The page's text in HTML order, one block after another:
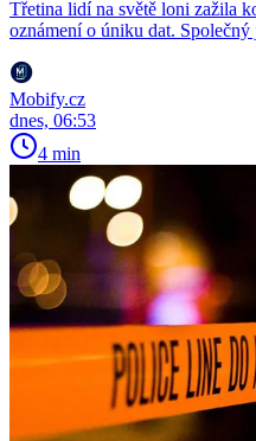
Třetina lidí na světě loni zažila
oznámení o úniku dat. Společný
Mobify.cz
dnes, 06:53
4 min